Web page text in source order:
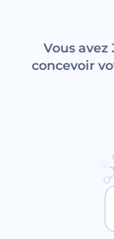
Vous avez
concevoir